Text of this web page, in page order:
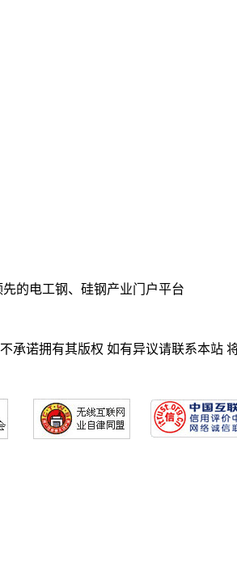
先的电工钢、硅钢产业门户平台
承诺拥有其版权 如有异议请联系本站